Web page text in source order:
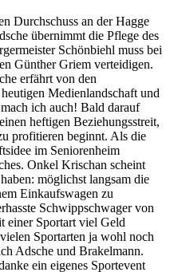
Durchschuss an der Hagge
übernimmt die Pflege des
Schönbiehl muss bei
Günther Griem verteidigen.
erfährt von den
Medienlandschaft und
ich auch! Bald darauf
heftigen Beziehungsstreit,
profitieren beginnt. Als die
im Seniorenheim
Onkel Krischan scheint
möglichst langsam die
Einkaufswagen zu
Schwippschwager von
einer Sportart viel Geld
Sportarten ja wohl noch
Adsche und Brakelmann.
ein eigenes Sportevent